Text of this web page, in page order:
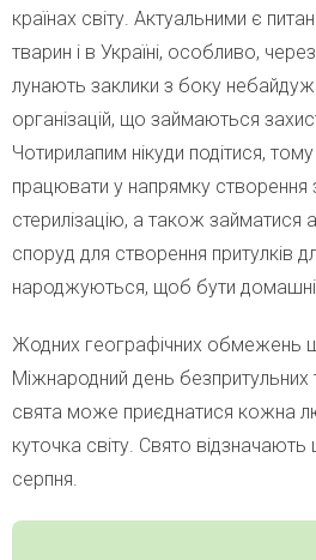
країнах світу. Актуальними є
тварин і в Україні, особливо,
лунають заклики з боку
організацій, що займаються
Чотирилапим нікуди подітися,
працювати у напрямку створення
стерилізацію, а також займатися
споруд для створення притулків
народжуються, щоб бути
Жодних географічних обмежень
Міжнародний день безпритульних
свята може приєднатися кожна
куточка світу. Свято
серпня.